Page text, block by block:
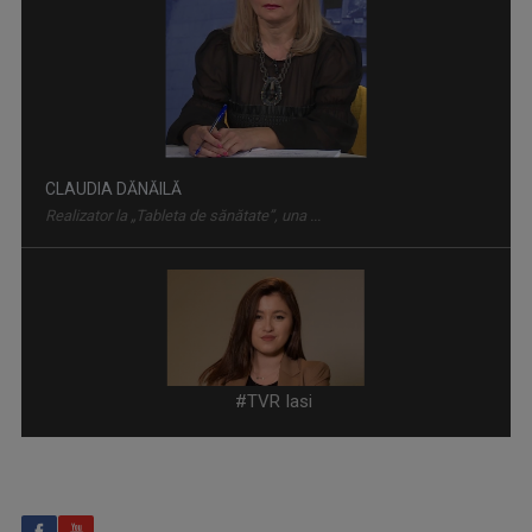
ACCENT REGIONAL
TELEJURNAL REGIONAL
Realizator la „Tableta de sănătate”, una ...
Face parte din echipa TVR Iași din 2022, după ...
#TVR Iasi